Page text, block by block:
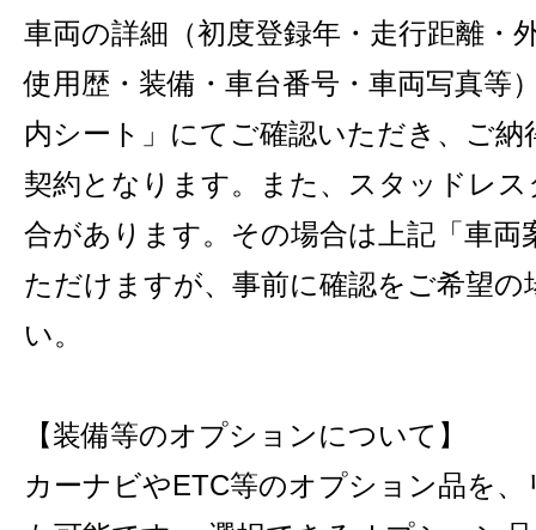
車両の詳細（初度登録年・走行距離・
使用歴・装備・車台番号・車両写真等
内シート」にてご確認いただき、ご
契約となります。また、スタッドレ
合があります。その場合は上記「車両
ただけますが、事前に確認をご希望
い。
【装備等のオプションについて】
カーナビやETC等のオプション品を